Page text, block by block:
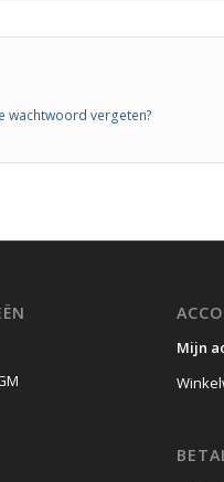
wachtwoord vergeten?
Mijn